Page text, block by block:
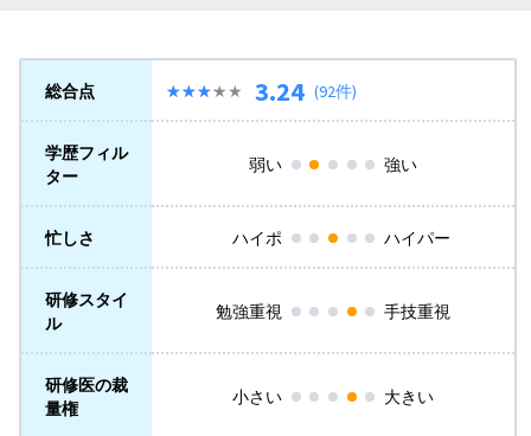
総合点 ★★★★★
★★★★★ 3.24 (92件)
学歴フィル
ター
弱い 強い
忙しさ ハイポ ハイパー
研修スタイ
ル
勉強重視 手技重視
研修医の裁
量権
小さい 大きい